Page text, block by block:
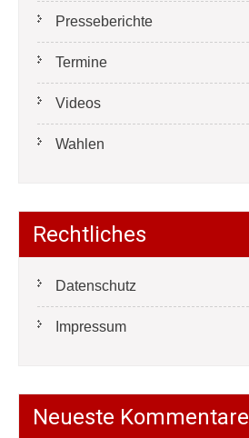
Presseberichte
Termine
Videos
Wahlen
Rechtliches
Datenschutz
Impressum
Neueste Kommentare